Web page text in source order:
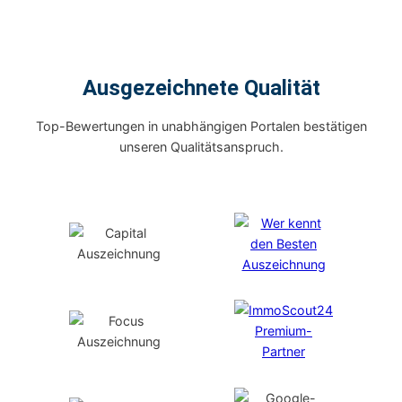
Ausgezeichnete Qualität
Top-Bewertungen in unabhängigen Portalen bestätigen
unseren Qualitätsanspruch.